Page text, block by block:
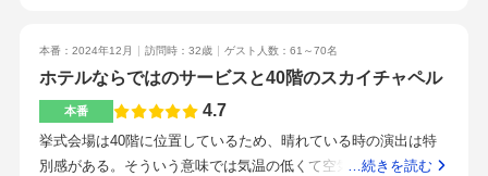
ラードレスでした。確かに値上がりはしました！しかし、どの
担当の方も必ず親身になって聞いてくださるので、納得して選
べました。・ペーパーアイテムを可能な限り自作し、7，8万円
ほど節約できました。（招待状のみ持ち込み不可でした）時間
と手間はかなりかかりましたが、その分納得のいくものも出来
い挙式と景色を楽しみたい方は良いと思います遠方からのお客
様が多い人も新幹線が通っている立地としては良さそうでし
た。
本番：2024年12月 訪問時：32歳 ゲスト人数：61～70名
ホテルならではのサービスと40階のスカイチャペル
本番 4.7
挙式会場は40階に位置しているため、晴れている時の演出は特
別感がある。そういう意味では気温の低くて空気が澄み渡った
…続きを読む